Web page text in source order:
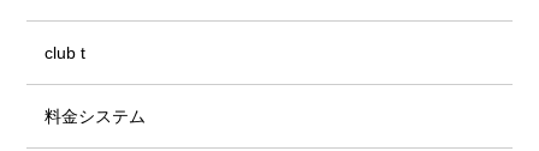
club t
料金システム